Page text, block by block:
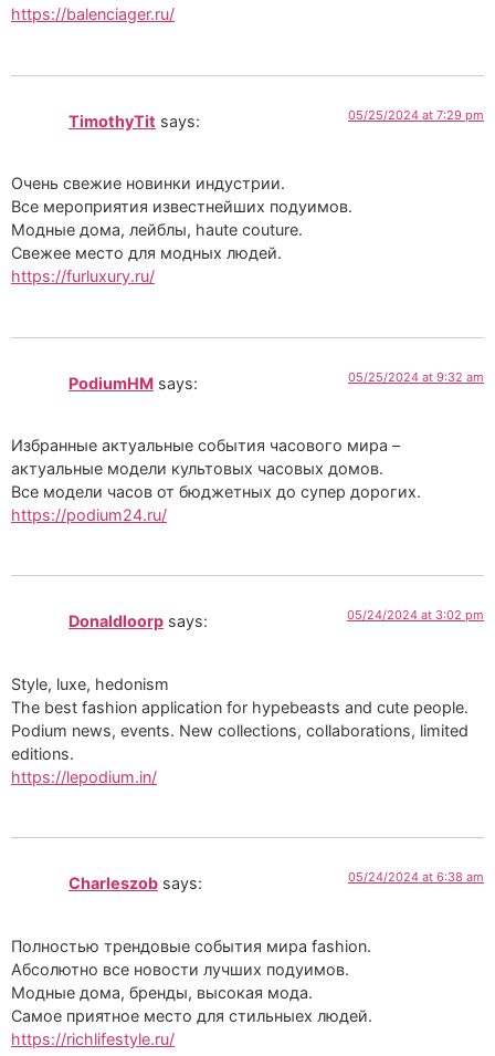
https://balenciager.ru/
TimothyTit says: 05/25/2024 at 7:29 pm
Очень свежие новинки индустрии.
Все мероприятия известнейших подуимов.
Модные дома, лейблы, haute couture.
Свежее место для модных людей.
https://furluxury.ru/
PodiumHM says: 05/25/2024 at 9:32 am
Избранные актуальные события часового мира –
актуальные модели культовых часовых домов.
Все модели часов от бюджетных до супер дорогих.
https://podium24.ru/
Donaldloorp says: 05/24/2024 at 3:02 pm
Style, luxe, hedonism
The best fashion application for hypebeasts and cute people.
Podium news, events. New collections, collaborations, limited
editions.
https://lepodium.in/
Charleszob says: 05/24/2024 at 6:38 am
Полностью трендовые события мира fashion.
Абсолютно все новости лучших подуимов.
Модные дома, бренды, высокая мода.
Самое приятное место для стильныех людей.
https://richlifestyle.ru/